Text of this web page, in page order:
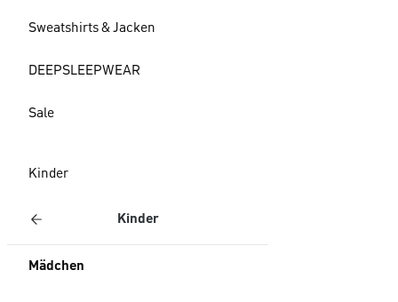
Sweatshirts & Jacken
DEEPSLEEPWEAR
Sale
Kinder
Kinder
Mädchen